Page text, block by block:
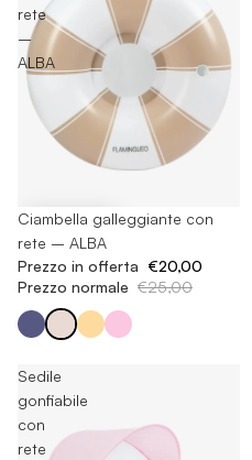
rete
–
ALBA
-20%
Ciambella galleggiante con
rete – ALBA
Prezzo in offerta €20,00
Prezzo normale €25,00
Sedile
gonfiabile
con
rete